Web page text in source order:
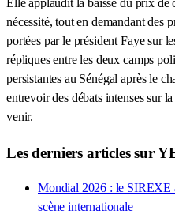
nécessité, tout en demandant des
portées par le président Faye sur
répliques entre les deux camps
persistantes au Sénégal après le
entrevoir des débats intenses sur
venir.
Les derniers articles sur
Mondial 2026 : le SIREXE
scène internationale